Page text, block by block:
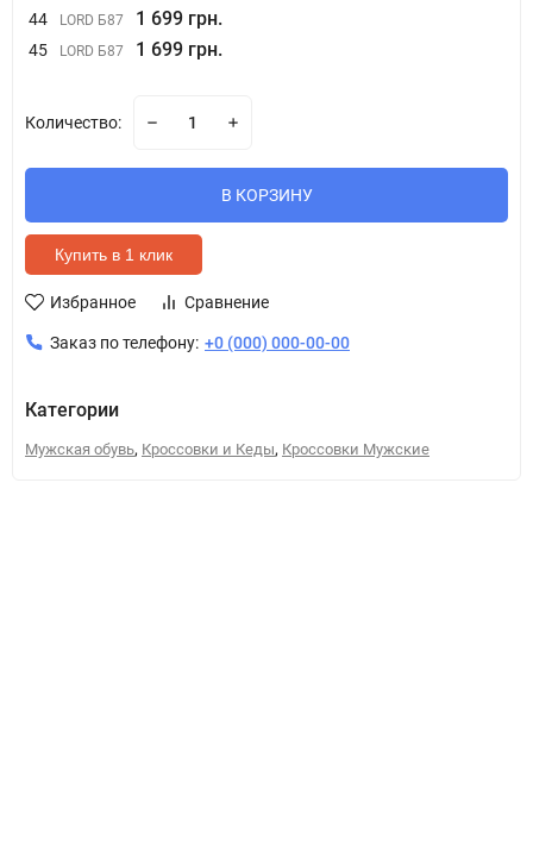
44 LORD Б87 1 699 грн.
45 LORD Б87 1 699 грн.
Количество:
В КОРЗИНУ
Купить в 1 клик
Избранное Сравнение
Заказ по телефону: +0 (000) 000-00-00
Категории
Мужская обувь, Кроссовки и Кеды, Кроссовки Мужские